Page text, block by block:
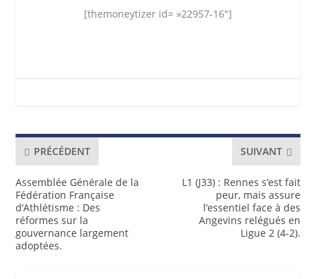
[themoneytizer id= »22957-16″]
PRÉCÉDENT
Assemblée Générale de la
Fédération Française
d’Athlétisme : Des
réformes sur la
gouvernance largement
adoptées.
SUIVANT
L1 (J33) : Rennes s’est fait
peur, mais assure
l’essentiel face à des
Angevins relégués en
Ligue 2 (4-2).